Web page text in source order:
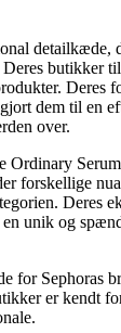
detailkæde,
butikker
Deres
dem til en
over.
Ordinary
forskellige
Deres
unik og
for Sephoras
er kendt